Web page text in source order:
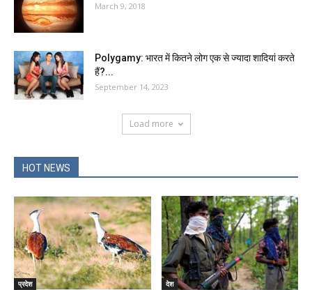
March 9, 2018
Polygamy: भारत में कितने लोग एक से ज्यादा शादियां करते
हैं?...
September 14, 2023
Load more
HOT NEWS
प्रदेश देश